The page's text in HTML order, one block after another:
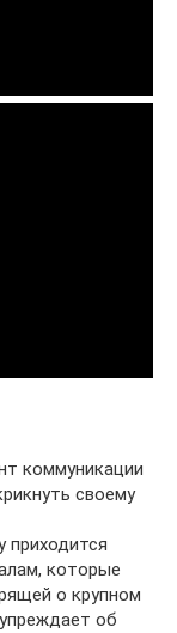
коммуникации
своему
приходится
которые
о крупном
об